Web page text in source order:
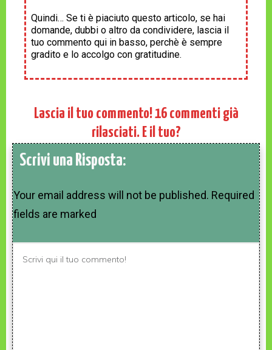
Quindi… Se ti è piaciuto questo articolo, se hai
domande, dubbi o altro da condividere, lascia il
tuo commento qui in basso, perchè è sempre
gradito e lo accolgo con gratitudine.
Lascia il tuo commento!16commenti già
rilasciati. E il tuo?
Scrivi una Risposta:
Your email address will not be published. Required
fields are marked